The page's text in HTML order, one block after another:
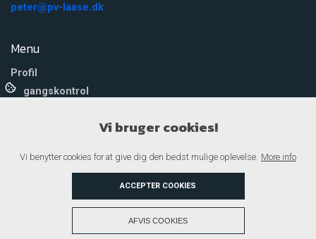
peter@pv-laase.dk
Menu
Profil
Adgangskontrol
Kontakt
Vi bruger cookies!
Vi benytter cookies for at give dig den bedst mulige oplevelse. More info
ACCEPTER COOKIES
AFVIS COOKIES